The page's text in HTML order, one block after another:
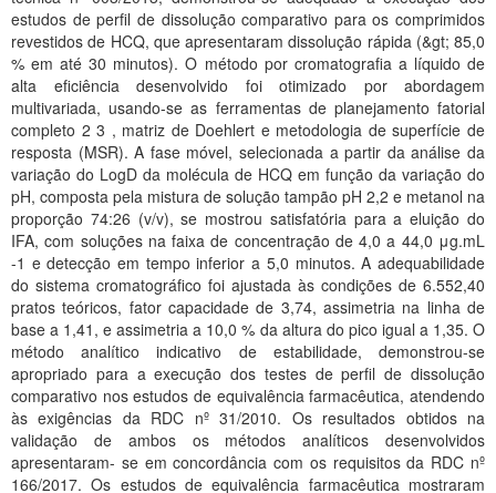
estudos de perfil de dissolução comparativo para os comprimidos
revestidos de HCQ, que apresentaram dissolução rápida (&gt; 85,0
% em até 30 minutos). O método por cromatografia a líquido de
alta eficiência desenvolvido foi otimizado por abordagem
multivariada, usando-se as ferramentas de planejamento fatorial
completo 2 3 , matriz de Doehlert e metodologia de superfície de
resposta (MSR). A fase móvel, selecionada a partir da análise da
variação do LogD da molécula de HCQ em função da variação do
pH, composta pela mistura de solução tampão pH 2,2 e metanol na
proporção 74:26 (v/v), se mostrou satisfatória para a eluição do
IFA, com soluções na faixa de concentração de 4,0 a 44,0 μg.mL
-1 e detecção em tempo inferior a 5,0 minutos. A adequabilidade
do sistema cromatográfico foi ajustada às condições de 6.552,40
pratos teóricos, fator capacidade de 3,74, assimetria na linha de
base a 1,41, e assimetria a 10,0 % da altura do pico igual a 1,35. O
método analítico indicativo de estabilidade, demonstrou-se
apropriado para a execução dos testes de perfil de dissolução
comparativo nos estudos de equivalência farmacêutica, atendendo
às exigências da RDC nº 31/2010. Os resultados obtidos na
validação de ambos os métodos analíticos desenvolvidos
apresentaram- se em concordância com os requisitos da RDC nº
166/2017. Os estudos de equivalência farmacêutica mostraram